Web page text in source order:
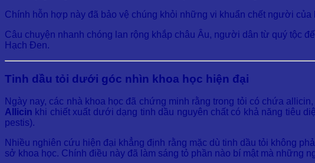
Chính hỗn hợp này đã bảo vệ chúng khỏi những vi khuẩn chết người của
Câu chuyện nhanh chóng lan rộng khắp châu Âu, người dân từ quý tộc
Hạch Đen.
Tinh dầu tỏi dưới góc nhìn khoa học hiện đại
Ngày nay, các nhà khoa học đã chứng minh rằng trong tỏi có chứa
Allicin khi chiết xuất dưới dạng tinh dầu nguyên chất có khả năng tiêu
pestis).
Nhiều nghiên cứu hiện đại khẳng định rằng mặc dù tinh dầu tỏi không
sở khoa học. Chính điều này đã làm sáng tỏ phần nào bí mật mà những